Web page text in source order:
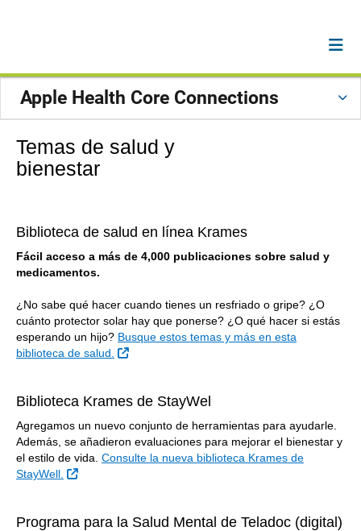
Apple Health Core Connections
Temas de salud y
bienestar
Biblioteca de salud en línea Krames
Fácil acceso a más de 4,000 publicaciones sobre salud y
medicamentos.
¿No sabe qué hacer cuando tienes un resfriado o gripe? ¿O
cuánto protector solar hay que ponerse? ¿O qué hacer si estás
esperando un hijo? Busque estos temas y más en esta
biblioteca de salud.
Sitio Externo
Biblioteca Krames de StayWel
Agregamos un nuevo conjunto de herramientas para ayudarle.
Además, se añadieron evaluaciones para mejorar el bienestar y
el estilo de vida. Consulte la nueva biblioteca Krames de
StayWell.
Sitio Externo
Programa para la Salud Mental de Teladoc (digital)